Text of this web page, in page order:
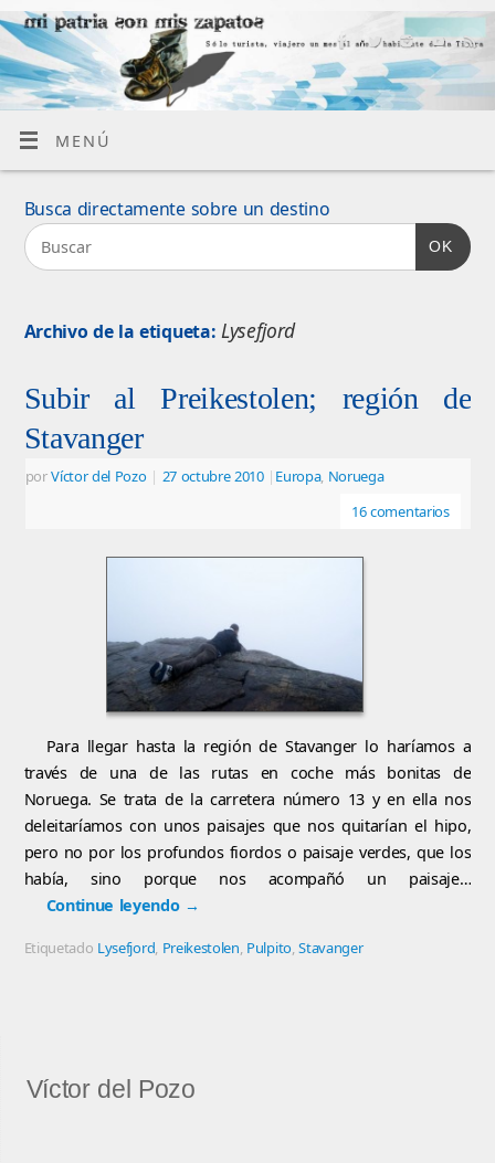
MENÚ
Busca directamente sobre un destino
OK
Archivo de la etiqueta: Lysefjord
Subir al Preikestolen; región de
Stavanger
porVíctor del Pozo | 27 octubre 2010 | Europa, Noruega
16 comentarios
Para llegar hasta la región de Stavanger lo haríamos a
través de una de las rutas en coche más bonitas de
Noruega. Se trata de la carretera número 13 y en ella nos
deleitaríamos con unos paisajes que nos quitarían el hipo,
pero no por los profundos fiordos o paisaje verdes, que los
había, sino porque nos acompañó un paisaje…
Continue leyendo →
Etiquetado Lysefjord, Preikestolen, Pulpito,Stavanger
Víctor del Pozo